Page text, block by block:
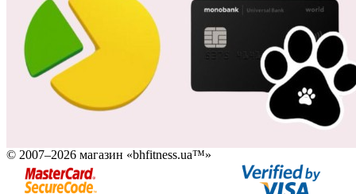
© 2007–2026 магазин «bhfitness.ua™»